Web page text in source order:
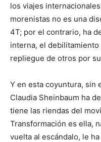
los viajes
morenistas no es una
4T; por el contrario, ha
interna, el
repliegue de otros por
Y en esta coyuntura, sin
Claudia Sheinbaum ha
tiene las riendas del
Transformación es ella,
vuelta al escándalo, le